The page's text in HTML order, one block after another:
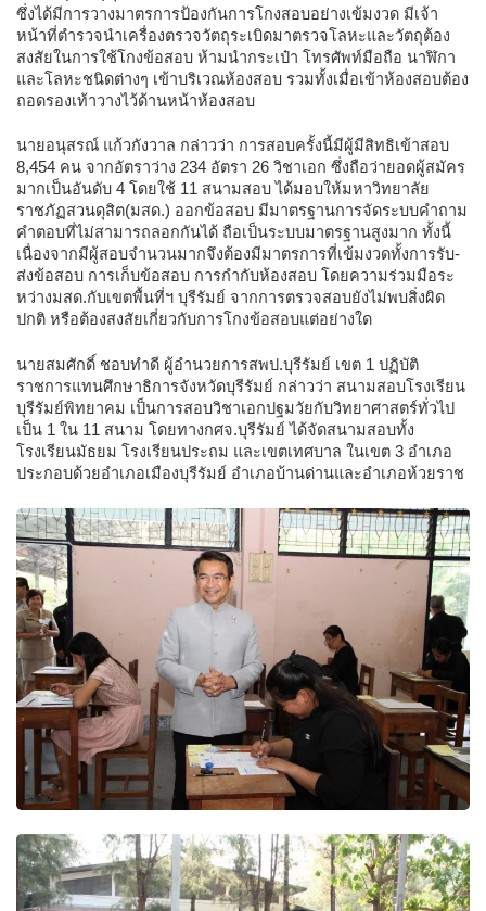
ซึ่งได้มีการวางมาตรการป้องกันการโกงสอบอย่างเข้มงวด มีเจ้า
หน้าที่ตำรวจนำเครื่องตรวจวัตถุระเบิดมาตรวจโลหะและวัตถุต้อง
สงสัยในการใช้โกงข้อสอบ ห้ามนำกระเป๋า โทรศัพท์มือถือ นาฬิกา
และโลหะชนิดต่างๆ เข้าบริเวณห้องสอบ รวมทั้งเมื่อเข้าห้องสอบต้อง
ถอดรองเท้าวางไว้ด้านหน้าห้องสอบ
นายอนุสรณ์ แก้วกังวาล กล่าวว่า การสอบครั้งนี้มีผู้มีสิทธิเข้าสอบ
8,454 คน จากอัตราว่าง 234 อัตรา 26 วิชาเอก ซึ่งถือว่ายอดผู้สมัคร
มากเป็นอันดับ 4 โดยใช้ 11 สนามสอบ ได้มอบให้มหาวิทยาลัย
ราชภัฏสวนดุสิต(มสด.) ออกข้อสอบ มีมาตรฐานการจัดระบบคำถาม
คำตอบที่ไม่สามารถลอกกันได้ ถือเป็นระบบมาตรฐานสูงมาก ทั้งนี้
เนื่องจากมีผู้สอบจำนวนมากจึงต้องมีมาตรการที่เข้มงวดทั้งการรับ-
ส่งข้อสอบ การเก็บข้อสอบ การกำกับห้องสอบ โดยความร่วมมือระ
หว่างมสด.กับเขตพื้นที่ฯ บุรีรัมย์ จากการตรวจสอบยังไม่พบสิ่งผิด
ปกติ หรือต้องสงสัยเกี่ยวกับการโกงข้อสอบแต่อย่างใด
นายสมศักดิ์ ชอบทำดี ผู้อำนวยการสพป.บุรีรัมย์ เขต 1 ปฏิบัติ
ราชการแทนศึกษาธิการจังหวัดบุรีรัมย์ กล่าวว่า สนามสอบโรงเรียน
บุรีรัมย์พิทยาคม เป็นการสอบวิชาเอกปฐมวัยกับวิทยาศาสตร์ทั่วไป
เป็น 1 ใน 11 สนาม โดยทางกศจ.บุรีรัมย์ ได้จัดสนามสอบทั้ง
โรงเรียนมัธยม โรงเรียนประถม และเขตเทศบาล ในเขต 3 อำเภอ
ประกอบด้วยอำเภอเมืองบุรีรัมย์ อำเภอบ้านด่านและอำเภอห้วยราช